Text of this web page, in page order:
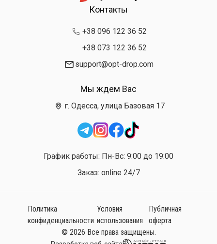
Контакты
+38 096 122 36 52
+38 073 122 36 52
support@opt-drop.com
Мы ждем Вас
г. Одесса, улица Базовая 17
График работы: Пн-Вс: 9:00 до 19:00
Заказ: online 24/7
Политика
конфиденциальности
Условия
использования
Публичная
оферта
© 2026 Все права защищены.